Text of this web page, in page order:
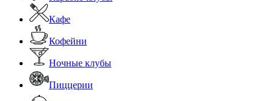
Кафе
Кофейни
Ночные клубы
Пиццерии